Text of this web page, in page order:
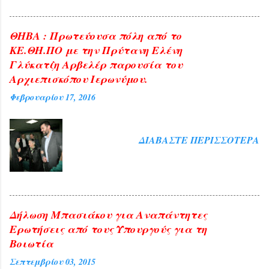
ΘΗΒΑ : Πρωτεύουσα πόλη από το
ΚΕ.ΘΗ.ΠΟ με την Πρύτανη Ελένη
Γλύκατζη Αρβελέρ παρουσία του
Αρχιεπισκόπου Ιερωνύμου.
Φεβρουαρίου 17, 2016
ΔΙΑΒΆΣΤΕ ΠΕΡΙΣΣΌΤΕΡΑ
Δήλωση Μπασιάκου για Αναπάντητες
Ερωτήσεις από τους Υπουργούς για τη
Βοιωτία
Σεπτεμβρίου 03, 2015